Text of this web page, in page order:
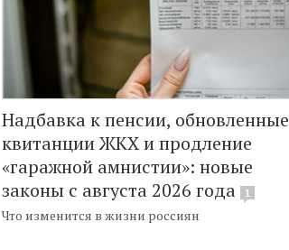
Надбавка к пенсии, обновленные
квитанции ЖКХ и продление
«гаражной амнистии»: новые
законы с августа 2026 года
1
Что изменится в жизни россиян